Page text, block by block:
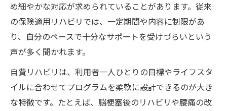
め細やかな対応が求められていることがあります。従来
の保険適用リハビリでは、一定期間や内容に制限があ
り、自分のペースで十分なサポートを受けづらいという
声が多く聞かれます。
自費リハビリは、利用者一人ひとりの目標やライフスタ
イルに合わせてプログラムを柔軟に設計できるのが大き
な特徴です。たとえば、脳梗塞後のリハビリや腰痛の改